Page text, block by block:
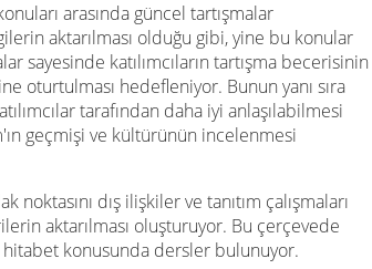
arasında güncel tartışmalar
aktarılması olduğu gibi, yine bu konular
sayesinde katılımcıların tartışma becerisinin
oturtulması hedefleniyor. Bunun yanı sıra
tarafından daha iyi anlaşılabilmesi
geçmişi ve kültürünün incelenmesi
noktasını dış ilişkiler ve tanıtım çalışmaları
aktarılması oluşturuyor. Bu çerçevede
konusunda dersler bulunuyor.